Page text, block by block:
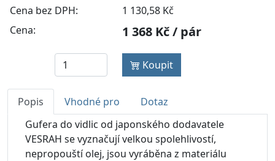
Cena bez DPH:
1 130,58 Kč
Cena:
1 368 Kč / pár
Koupit
Popis Vhodné pro
Dotaz
Gufera do vidlic od japonského dodavatele
VESRAH se vyznačují velkou spolehlivostí,
nepropouští olej, jsou vyráběna z materiálu